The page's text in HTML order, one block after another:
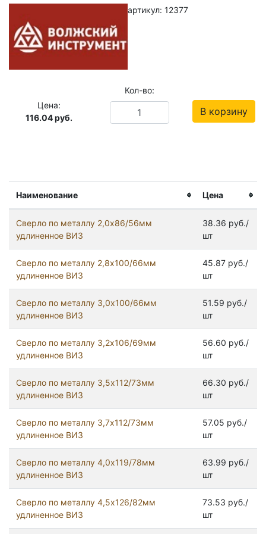
Наименование Цена
Сверло по металлу 2,0х86/56мм
удлиненное ВИЗ
38.36 руб./
шт
Сверло по металлу 2,8х100/66мм
удлиненное ВИЗ
45.87 руб./
шт
Сверло по металлу 3,0х100/66мм
удлиненное ВИЗ
51.59 руб./
шт
Сверло по металлу 3,2х106/69мм
удлиненное ВИЗ
56.60 руб./
шт
Сверло по металлу 3,5х112/73мм
удлиненное ВИЗ
66.30 руб./
шт
Сверло по металлу 3,7х112/73мм
удлиненное ВИЗ
57.05 руб./
шт
Сверло по металлу 4,0х119/78мм
удлиненное ВИЗ
63.99 руб./
шт
Сверло по металлу 4,5х126/82мм
удлиненное ВИЗ
73.53 руб./
шт
артикул: 12377
Цена:
116.04 руб.
Кол-во:
В корзину